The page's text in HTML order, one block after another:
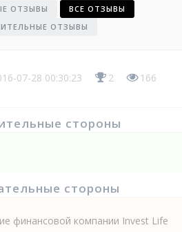
ОТЗЫВЫ
ВСЕ ОТЗЫВЫ
ОТЗЫВЫ
07-28 00:30:23 2 166
стороны
стороны
финансовой компании Invest Life